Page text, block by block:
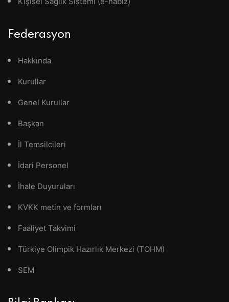
Federasyon
Hakkında
Kurullar
Genel Kurullar
Başkan
İl Temsilcileri
İdari Personel
İhale Duyuruları
KVKK metin ve formları
Faaliyet Takvimi
Türkiye Olimpik Hazırlık Merkezi (TOHM)
SEM